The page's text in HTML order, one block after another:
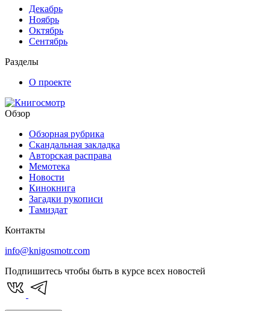
Декабрь
Ноябрь
Октябрь
Сентябрь
Разделы
О проекте
Обзор
Обзорная рубрика
Скандальная закладка
Авторская расправа
Мемотека
Новости
Кинокнига
Загадки рукописи
Тамиздат
Контакты
info@knigosmotr.com
Подпишитесь чтобы быть в курсе всех новостей